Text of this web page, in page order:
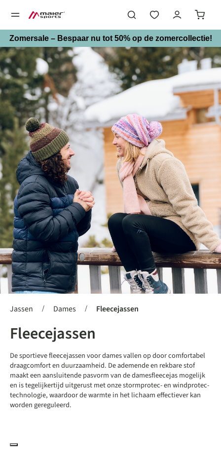
Zomersale – Bespaar nu tot 50% op de zomercollectie!
Jassen / Dames / Fleecejassen
Fleecejassen
De sportieve fleecejassen voor dames vallen op door comfortabel
draagcomfort en duurzaamheid. De ademende en rekbare stof
maakt een aansluitende pasvorm van de damesfleecejas mogelijk
en is tegelijkertijd uitgerust met onze stormprotec- en windprotec-
technologie, waardoor de warmte in het lichaam effectiever kan
worden gereguleerd.